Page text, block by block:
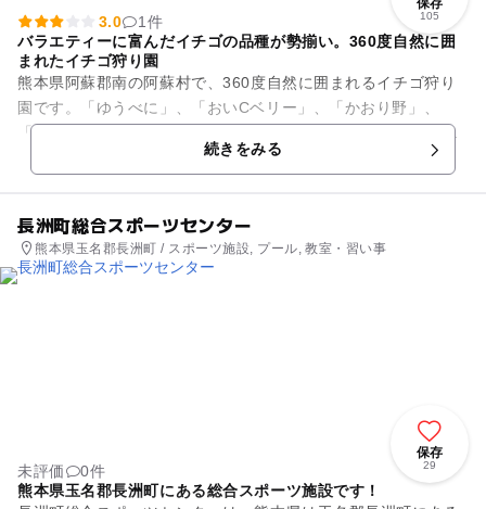
105
3.0
1件
バラエティーに富んだイチゴの品種が勢揃い。360度自然に囲
まれたイチゴ狩り園
熊本県阿蘇郡南の阿蘇村で、360度自然に囲まれるイチゴ狩り
園です。「ゆうべに」、「おいCベリー」、「かおり野」、
「よつ星」、「ベリーポップすず」、「恋みのり」、そして本
数限定で「星うらら」、「桃...続きをみる
長洲町総合スポーツセンター
熊本県玉名郡長洲町 / スポーツ施設, プール, 教室・習い事
保存
29
未評価
0件
熊本県玉名郡長洲町にある総合スポーツ施設です！